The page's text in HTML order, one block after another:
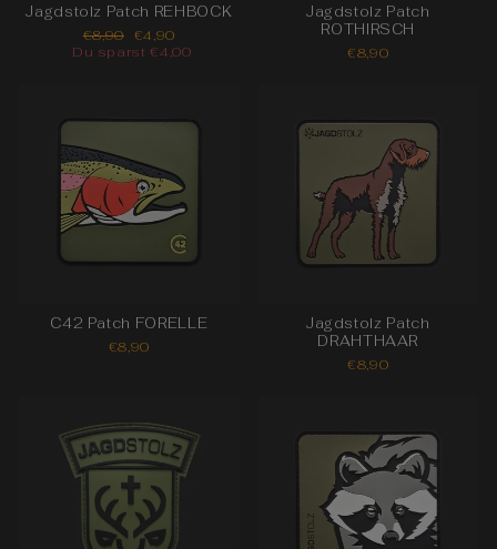
Jagdstolz Patch REHBOCK
Normaler
Preis
€8,90 Sonderpreis
€4,90
Du sparst €4,00
Jagdstolz Patch
ROTHIRSCH
€8,90
C42 Patch FORELLE
€8,90
Jagdstolz Patch
DRAHTHAAR
€8,90